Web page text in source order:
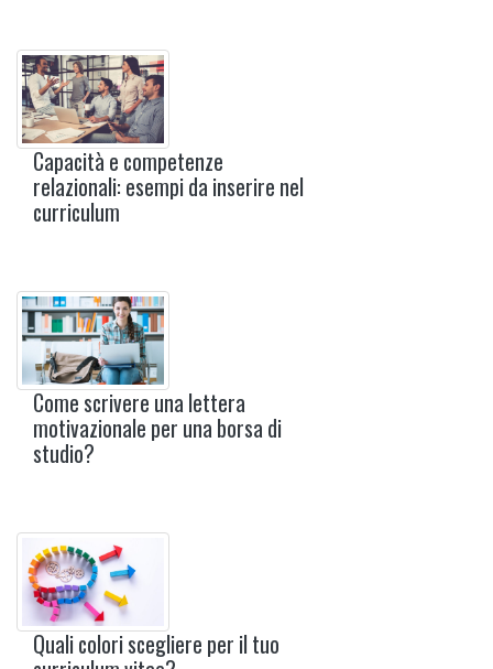
Capacità e competenze
relazionali: esempi da inserire nel
curriculum
Come scrivere una lettera
motivazionale per una borsa di
studio?
Quali colori scegliere per il tuo